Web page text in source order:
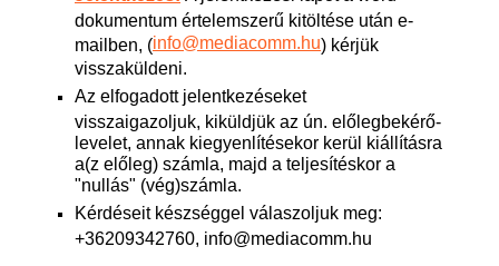
dokumentum értelemszerű kitöltése után e-
mailben, (info@mediacomm.hu) kérjük
visszaküldeni.
Az elfogadott jelentkezéseket
visszaigazoljuk, kiküldjük az ún. előlegbekérő-
levelet, annak kiegyenlítésekor kerül kiállításra
a(z előleg) számla, majd a teljesítéskor a
"nullás" (vég)számla.
Kérdéseit készséggel válaszoljuk meg:
+36209342760, info@mediacomm.hu